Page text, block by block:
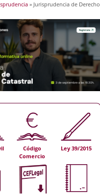
aquí
» Jurisprudencia de Derecho
Código
Comercio
Ley 39/2015